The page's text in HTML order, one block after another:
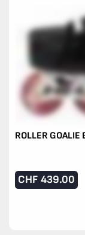
ROLLER
CHF 439.00